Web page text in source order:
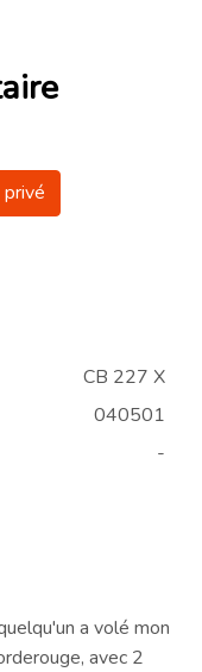
CB 227 X
040501
-
a volé mon
avec 2